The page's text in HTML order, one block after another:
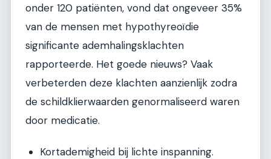
onder 120 patiënten, vond dat ongeveer 35%
van de mensen met hypothyreoïdie
significante ademhalingsklachten
rapporteerde. Het goede nieuws? Vaak
verbeterden deze klachten aanzienlijk zodra
de schildklierwaarden genormaliseerd waren
door medicatie.
Kortademigheid bij lichte inspanning.